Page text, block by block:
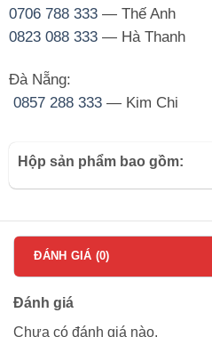
0706 788 333— Thế Anh
0823 088 333— Hà Thanh
Đà Nẵng:
0857 288 333— Kim Chi
Hộp sản phẩm bao gồm:
ĐÁNH GIÁ (0)
Đánh giá
Chưa có đánh giá nào.